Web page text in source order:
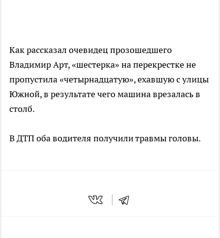
Как рассказал очевидец прозошедшего
Владимир Арт, «шестерка» на перекрестке не
пропустила «четырнадцатую», ехавшую с улицы
Южной, в результате чего машина врезалась в
столб.
В ДТП оба водителя получили травмы головы.